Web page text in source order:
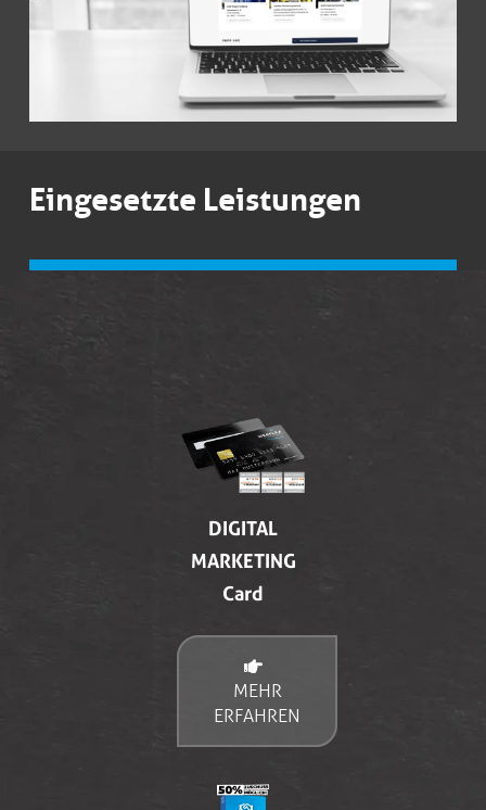
Eingesetzte Leistungen
DIGITAL
MARKETING
Card
MEHR
ERFAHREN